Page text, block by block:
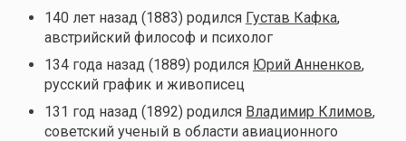
140 лет назад (1883) родился Густав Кафка,
австрийский философ и психолог
134 года назад (1889) родился Юрий Анненков,
русский график и живописец
131 год назад (1892) родился Владимир Климов,
советский ученый в области авиационного